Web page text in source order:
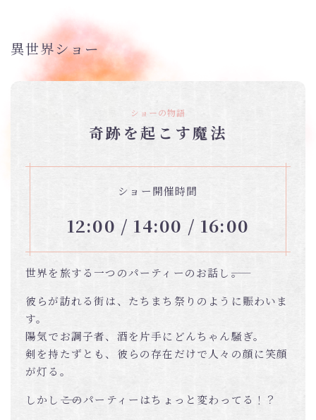
異世界ショー
ショーの物語
奇跡を起こす魔法
ショー開催時間
12:00 / 14:00 / 16:00
世界を旅する一つのパーティーのお話し――。
彼らが訪れる街は、たちまち祭りのように賑わいま
す。
陽気でお調子者、酒を片手にどんちゃん騒ぎ。
剣を持たずとも、彼らの存在だけで人々の顔に笑顔
が灯る。
しかし――このパーティーはちょっと変わってる！？